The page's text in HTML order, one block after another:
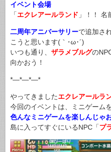
イベント会場
「エクレアールランド 」！！ 名
二周年アニバーサリーで追加さ
こうと思います(｀･ω･´)
いつも通り、 ザラメブルグの
向かおう！
*—*—*—*
やってきましたエクレアールラ
今回のイベントは、ミニゲーム
色んなミニゲームを楽しんじゃ
島に入ってすぐにいるNPC「プ